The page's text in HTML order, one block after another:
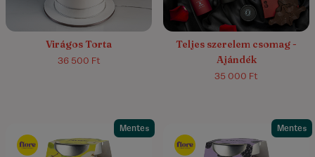
Virágos Torta
36 500 Ft
Teljes szerelem csomag -
Ajándék
35 000 Ft
Mentes Mentes